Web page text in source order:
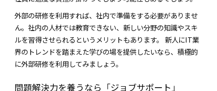
外部の研修を利用すれば、社内で準備をする必要がありませ
ん。社内の人材では教育できない、新しい分野の知識やスキ
ルを習得させられるというメリットもあります。 新人にIT業
界のトレンドを踏まえた学びの場を提供したいなら、積極的
に外部研修を利用してみましょう。
問題解決力を養うなら「ジョブサポート」